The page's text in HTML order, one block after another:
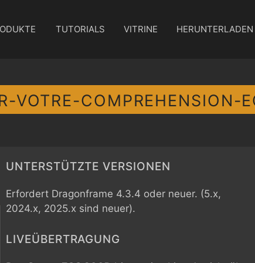
TUTORIALS VITRINE HERUNTERLADEN
VOTRE-COMPREHENSION-
UNTERSTÜTZTE VERSIONEN
Erfordert Dragonframe 4.3.4 oder neuer. (5.x,
2024.x, 2025.x sind neuer).
LIVEÜBERTRAGUNG